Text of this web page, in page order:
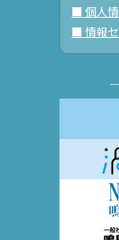
■ 個人
■ 情報